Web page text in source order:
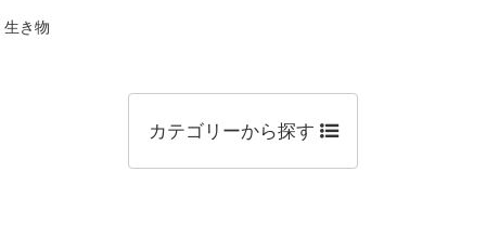
生き物
カテゴリーから探す